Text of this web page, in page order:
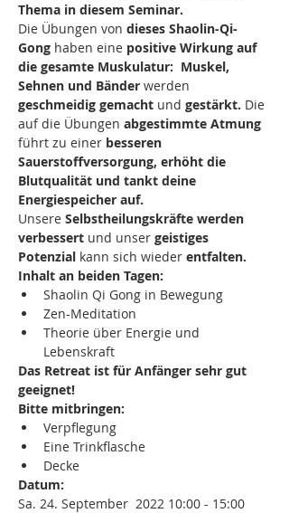
Thema in diesem Seminar.
Die Übungen von dieses Shaolin-Qi-
Gong haben eine positive Wirkung auf
die gesamte Muskulatur:  Muskel,
Sehnen und Bänder werden
geschmeidig gemacht und gestärkt. Die
auf die Übungen abgestimmte Atmung
führt zu einer besseren
Sauerstoffversorgung, erhöht die
Blutqualität und tankt deine
Energiespeicher auf.
Unsere Selbstheilungskräfte werden
verbessert und unser geistiges
Potenzial kann sich wieder entfalten.
Inhalt an beiden Tagen:
Shaolin Qi Gong in Bewegung
Zen-Meditation
Theorie über Energie und
Lebenskraft
Das Retreat ist für Anfänger sehr gut
geeignet!
Bitte mitbringen:
Verpflegung
Eine Trinkflasche
Decke
Datum:
Sa. 24. September  2022 10:00 - 15:00